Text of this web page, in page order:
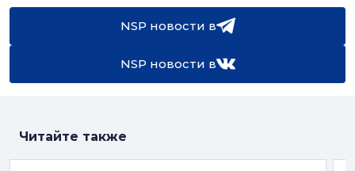
NSP новости в
NSP новости в
Читайте также